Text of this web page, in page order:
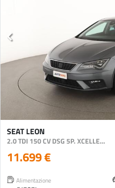
SEAT LEON
2.0 TDI 150 CV DSG 5P. XCELLENCE
11.699 €
Alimentazione